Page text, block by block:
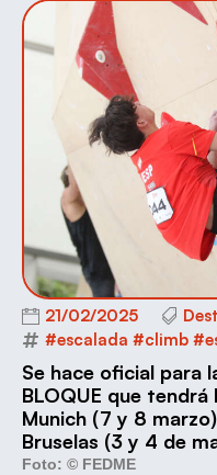
21/02/2025
#escalada #climb
Se hace oficial para
BLOQUE que
Munich (7 y 8
Bruselas (3 y 4 de
Foto: © FEDME